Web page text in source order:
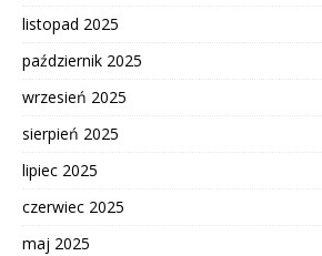
listopad 2025
październik 2025
wrzesień 2025
sierpień 2025
lipiec 2025
czerwiec 2025
maj 2025